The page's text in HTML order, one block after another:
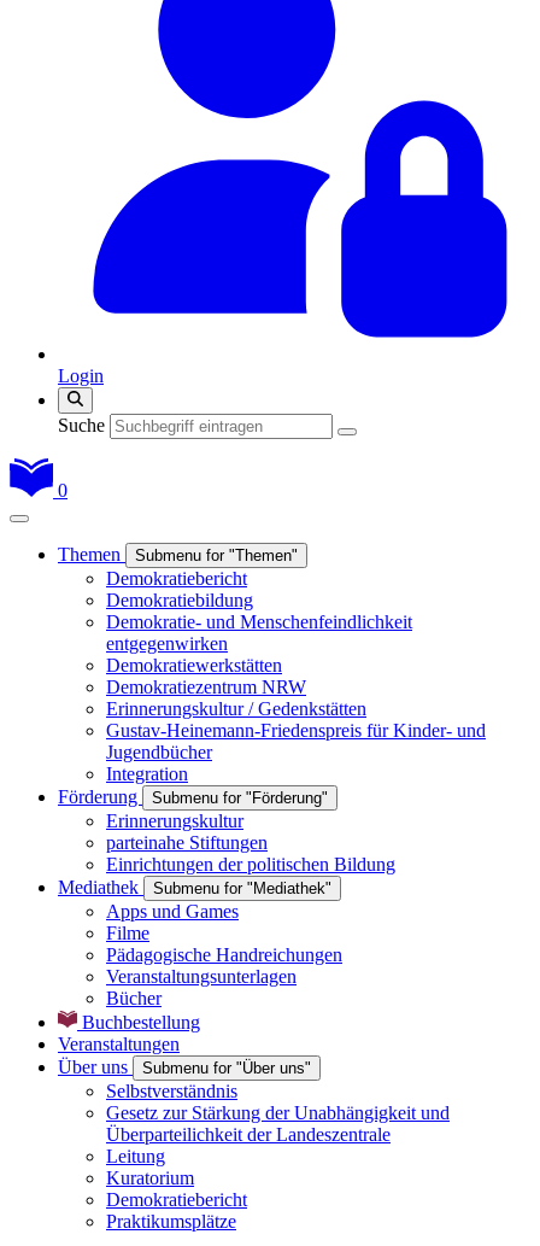
Login
Suche
0
Themen Submenu for "Themen"
Demokratiebericht
Demokratiebildung
Demokratie- und Menschenfeindlichkeit
entgegenwirken
Demokratiewerkstätten
Demokratiezentrum NRW
Erinnerungskultur / Gedenkstätten
Gustav-Heinemann-Friedenspreis für Kinder- und
Jugendbücher
Integration
Förderung
Submenu for "Förderung"
Erinnerungskultur
parteinahe Stiftungen
Einrichtungen der politischen Bildung
Mediathek
Submenu for "Mediathek"
Apps und Games
Filme
Pädagogische Handreichungen
Veranstaltungsunterlagen
Bücher
Buchbestellung
Veranstaltungen
Über uns
Submenu for "Über uns"
Selbstverständnis
Gesetz zur Stärkung der Unabhängigkeit und
Überparteilichkeit der Landeszentrale
Leitung
Kuratorium
Demokratiebericht
Praktikumsplätze